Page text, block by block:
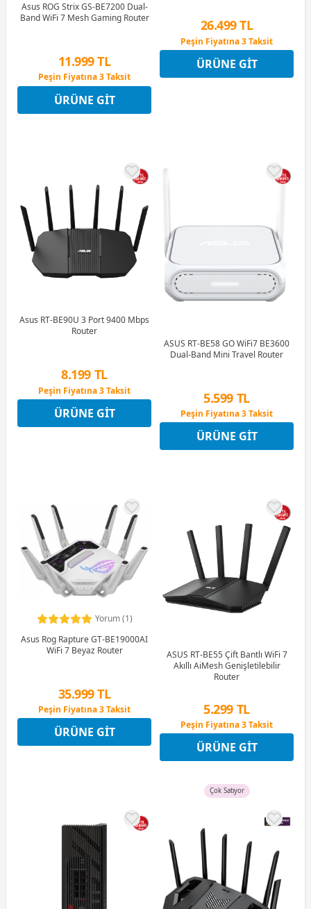
Asus ROG Strix GS-BE7200 Dual-
Band WiFi 7 Mesh Gaming Router
11.999 TL
Peşin Fiyatına 3 Taksit
12 Ay x 1.412 TL taksitle
Peşin Fiyatına 3 Taksit
ÜRÜNE GIT
26.499 TL
Peşin Fiyatına 3 Taksit
12 Ay x 3.117 TL taksitle
Peşin Fiyatına 3 Taksit
ÜRÜNE GIT
Asus RT-BE90U 3 Port 9400 Mbps
Router
8.199 TL
Peşin Fiyatına 3 Taksit
12 Ay x 964 TL taksitle
Peşin Fiyatına 3 Taksit
ÜRÜNE GIT
ASUS RT-BE58 GO WiFi7 BE3600
Dual-Band Mini Travel Router
5.599 TL
Peşin Fiyatına 3 Taksit
12 Ay x 659 TL taksitle
Peşin Fiyatına 3 Taksit
ÜRÜNE GIT
Yorum (1)
Asus Rog Rapture GT-BE19000AI
WiFi 7 Beyaz Router
35.999 TL
Peşin Fiyatına 3 Taksit
12 Ay x 4.235 TL taksitle
Peşin Fiyatına 3 Taksit
ÜRÜNE GIT
ASUS RT-BE55 Çift Bantlı WiFi 7
Akıllı AiMesh Genişletilebilir
Router
5.299 TL
Peşin Fiyatına 3 Taksit
12 Ay x 623 TL taksitle
Peşin Fiyatına 3 Taksit
ÜRÜNE GIT
Çok Satıyor